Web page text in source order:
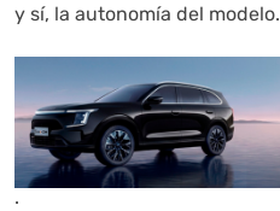
y sí, la autonomía del modelo.
.